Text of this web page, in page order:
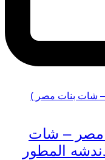
مصر – شات
المطور